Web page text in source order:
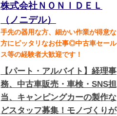
株式会社ＮＯＮＩＤＥＬ
（ノニデル）
手先の器用な方、細かい作業が得意な
方にピッタリなお仕事◎中古車セール
ス等の経験者大歓迎です！
【パート・アルバイト】経理事
務、中古車販売・車検・SNS担
当、キャンピングカーの製作な
どスタッフ募集！モノづくりが